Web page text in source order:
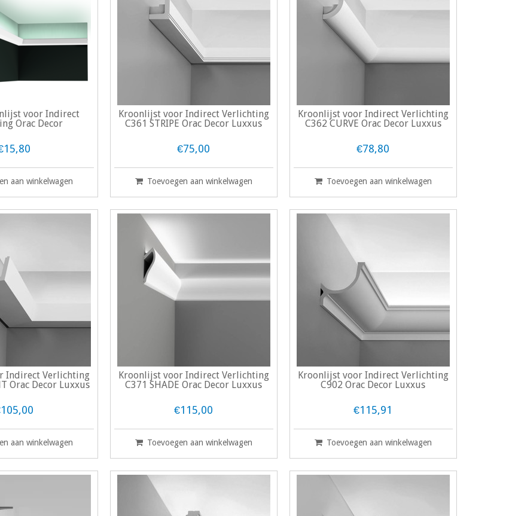
voor Indirect
Orac Decor
aan winkelwagen
Kroonlijst voor Indirect Verlichting
C361 STRIPE Orac Decor Luxxus
€75,00
Toevoegen aan winkelwagen
Kroonlijst voor Indirect Verlichting
C362 CURVE Orac Decor Luxxus
€78,80
Toevoegen aan winkelwagen
Indirect Verlichting
Orac Decor Luxxus
aan winkelwagen
Kroonlijst voor Indirect Verlichting
C371 SHADE Orac Decor Luxxus
€115,00
Toevoegen aan winkelwagen
Kroonlijst voor Indirect Verlichting
C902 Orac Decor Luxxus
€115,91
Toevoegen aan winkelwagen